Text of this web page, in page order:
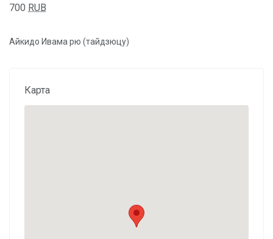
700 RUB
Айкидо Ивама рю (тайдзюцу)
Карта